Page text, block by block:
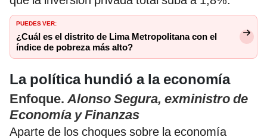
PUEDES VER:
¿Cuál es el distrito de Lima Metropolitana con el
índice de pobreza más alto?
La política hundió a la economía
Enfoque.Alonso Segura, exministro de
Economía y Finanzas
Aparte de los choques sobre la economía